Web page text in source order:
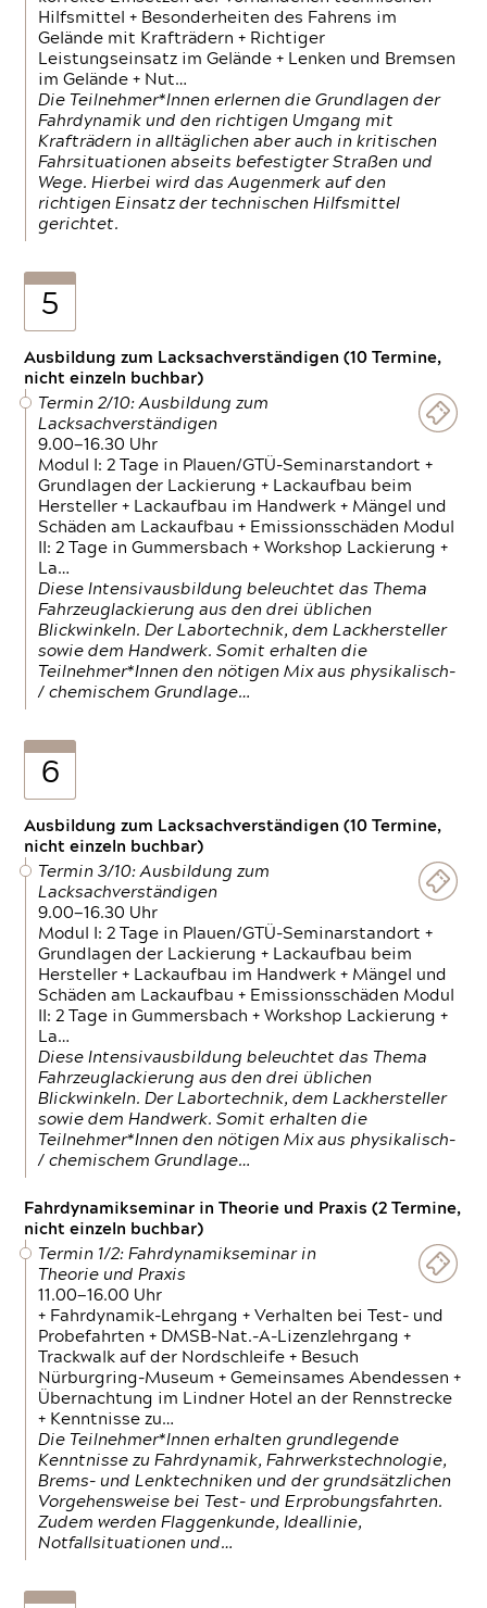
Hilfsmittel + Besonderheiten des Fahrens im
Gelände mit Krafträdern + Richtiger
Leistungseinsatz im Gelände + Lenken und Bremsen
im Gelände + Nut…
Die Teilnehmer*Innen erlernen die Grundlagen der
Fahrdynamik und den richtigen Umgang mit
Krafträdern in alltäglichen aber auch in kritischen
Fahrsituationen abseits befestigter Straßen und
Wege. Hierbei wird das Augenmerk auf den
richtigen Einsatz der technischen Hilfsmittel
gerichtet.
5
Ausbildung zum Lacksachverständigen (10 Termine,
nicht einzeln buchbar)
Termin 2/10: Ausbildung zum
Lacksachverständigen
9.00—16.30 Uhr
Modul I: 2 Tage in Plauen/GTÜ-Seminarstandort +
Grundlagen der Lackierung + Lackaufbau beim
Hersteller + Lackaufbau im Handwerk + Mängel und
Schäden am Lackaufbau + Emissionsschäden Modul
II: 2 Tage in Gummersbach + Workshop Lackierung +
La…
Diese Intensivausbildung beleuchtet das Thema
Fahrzeuglackierung aus den drei üblichen
Blickwinkeln. Der Labortechnik, dem Lackhersteller
sowie dem Handwerk. Somit erhalten die
Teilnehmer*Innen den nötigen Mix aus physikalisch-
/ chemischem Grundlage…
6
Ausbildung zum Lacksachverständigen (10 Termine,
nicht einzeln buchbar)
Termin 3/10: Ausbildung zum
Lacksachverständigen
9.00—16.30 Uhr
Modul I: 2 Tage in Plauen/GTÜ-Seminarstandort +
Grundlagen der Lackierung + Lackaufbau beim
Hersteller + Lackaufbau im Handwerk + Mängel und
Schäden am Lackaufbau + Emissionsschäden Modul
II: 2 Tage in Gummersbach + Workshop Lackierung +
La…
Diese Intensivausbildung beleuchtet das Thema
Fahrzeuglackierung aus den drei üblichen
Blickwinkeln. Der Labortechnik, dem Lackhersteller
sowie dem Handwerk. Somit erhalten die
Teilnehmer*Innen den nötigen Mix aus physikalisch-
/ chemischem Grundlage…
Fahrdynamikseminar in Theorie und Praxis (2 Termine,
nicht einzeln buchbar)
Termin 1/2: Fahrdynamikseminar in
Theorie und Praxis
11.00—16.00 Uhr
+ Fahrdynamik-Lehrgang + Verhalten bei Test- und
Probefahrten + DMSB-Nat.-A-Lizenzlehrgang +
Trackwalk auf der Nordschleife + Besuch
Nürburgring-Museum + Gemeinsames Abendessen +
Übernachtung im Lindner Hotel an der Rennstrecke
+ Kenntnisse zu…
Die Teilnehmer*Innen erhalten grundlegende
Kenntnisse zu Fahrdynamik, Fahrwerkstechnologie,
Brems- und Lenktechniken und der grundsätzlichen
Vorgehensweise bei Test- und Erprobungsfahrten.
Zudem werden Flaggenkunde, Ideallinie,
Notfallsituationen und…